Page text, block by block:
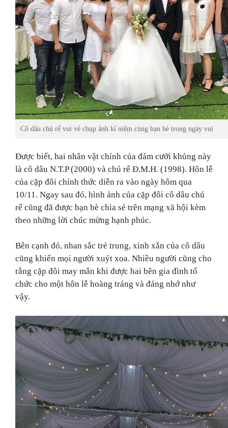
Cô dâu chú rể vui vẻ chụp ảnh kỉ niệm cùng bạn bè trong ngày vui
Được biết, hai nhân vật chính của đám cưới khủng này
là cô dâu N.T.P (2000) và chú rể Đ.M.H. (1998). Hôn lễ
của cặp đôi chính thức diễn ra vào ngày hôm qua
10/11. Ngay sau đó, hình ảnh của cặp đôi cô dâu chú
rể cũng đã được bạn bè chia sẻ trên mạng xã hội kèm
theo những lời chúc mừng hạnh phúc.
Bên cạnh đó, nhan sắc trẻ trung, xinh xắn của cô dâu
cũng khiến mọi người xuýt xoa. Nhiều người cũng cho
rằng cặp đôi may mắn khi được hai bên gia đình tổ
chức cho một hôn lễ hoàng tráng và đáng nhớ như
vậy.